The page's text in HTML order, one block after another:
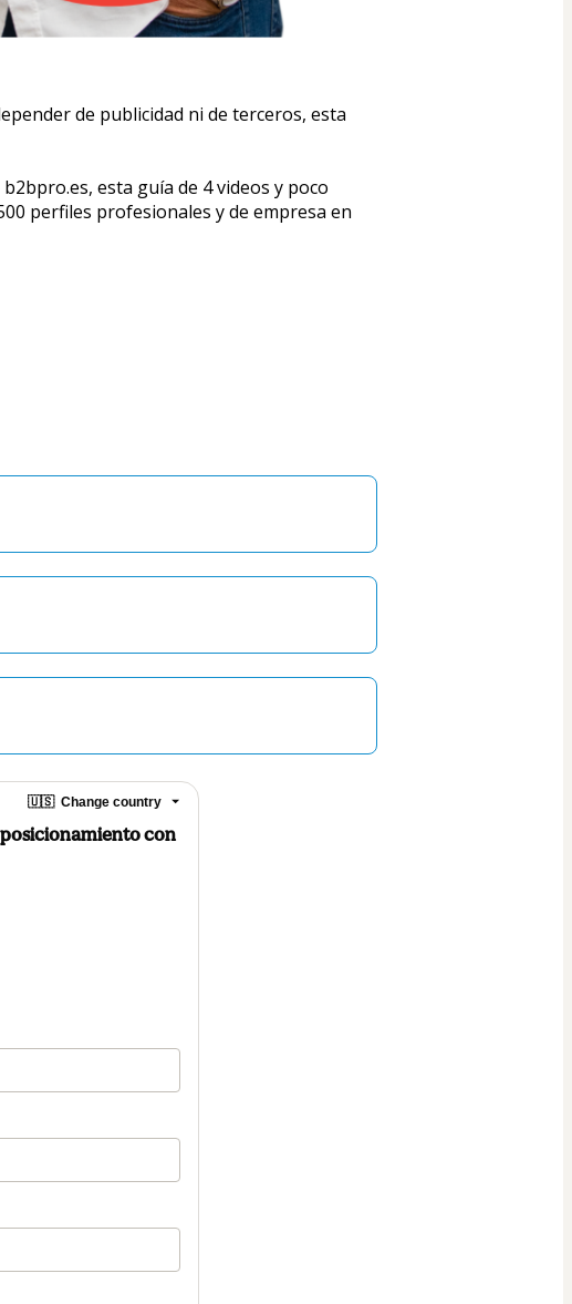
de publicidad ni de terceros, esta
esta guía de 4 videos y poco
perfiles profesionales y de empresa en
🇺🇸 Change country
con